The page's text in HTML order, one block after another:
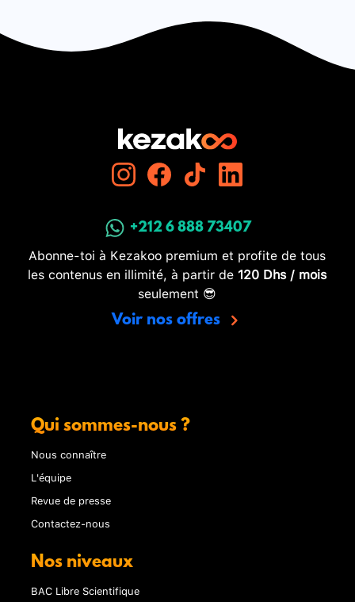
+212 6 888 73407
Abonne-toi à Kezakoo premium et profite de tous
les contenus en illimité, à partir de 120 Dhs / mois
seulement 😎
Voir nos offres
Qui sommes-nous ?
Nous connaître
L'équipe
Revue de presse
Contactez-nous
Nos niveaux
BAC Libre Scientifique